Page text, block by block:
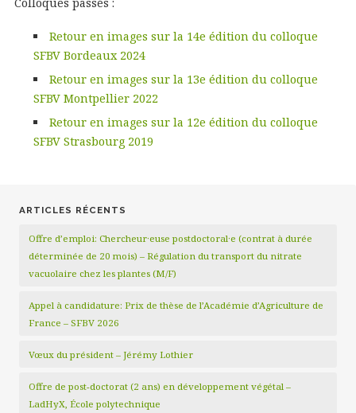
Retour en images sur la 14e édition du colloque
SFBV Bordeaux 2024
Retour en images sur la 13e édition du colloque
SFBV Montpellier 2022
Retour en images sur la 12e édition du colloque
SFBV Strasbourg 2019
ARTICLES RÉCENTS
Offre d’emploi: Chercheur·euse postdoctoral·e (contrat à durée
déterminée de 20 mois) – Régulation du transport du nitrate
vacuolaire chez les plantes (M/F)
Appel à candidature: Prix de thèse de l’Académie d’Agriculture de
France – SFBV 2026
Vœux du président – Jérémy Lothier
Offre de post-doctorat (2 ans) en développement végétal –
LadHyX, École polytechnique